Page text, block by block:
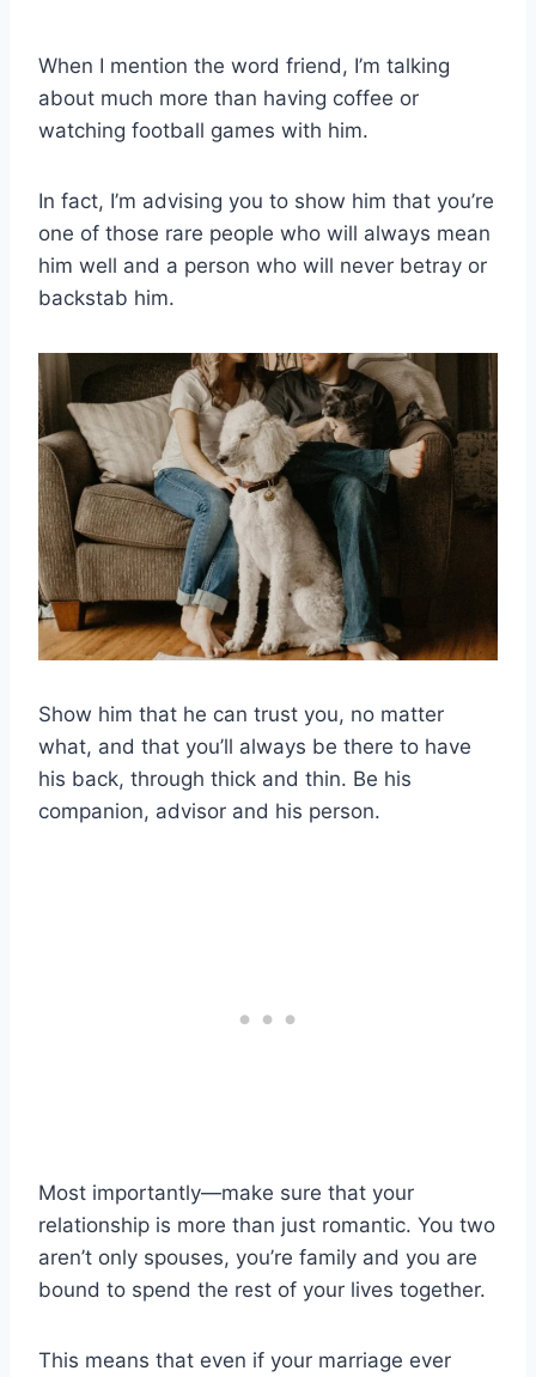
When I mention the word friend, I’m talking
about much more than having coffee or
watching football games with him.
In fact, I’m advising you to show him that you’re
one of those rare people who will always mean
him well and a person who will never betray or
backstab him.
Show him that he can trust you, no matter
what, and that you’ll always be there to have
his back, through thick and thin. Be his
companion, advisor and his person.
Most importantly—make sure that your
relationship is more than just romantic. You two
aren’t only spouses, you’re family and you are
bound to spend the rest of your lives together.
This means that even if your marriage ever